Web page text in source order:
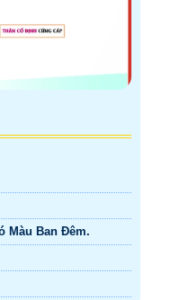
Màu Ban Ðêm.